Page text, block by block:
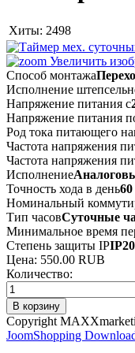
Хиты: 2498
Увеличить
Способ монтажа
Исполнение
Напряжение питания с
Напряжение питания
Род тока питающего
Частота напряжения
Частота напряжения
Исполнение
Точность хода в день60
Номинальный
Тип часовСуточные
Минимальное время
Степень защиты IPIP20
Цена: 550.00 RUB
Количество:
Copyright
JoomShopping